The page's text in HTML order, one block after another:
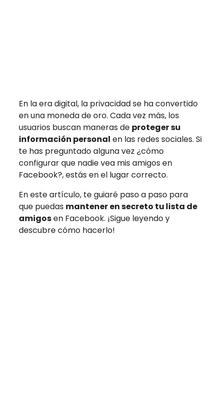
En la era digital, la privacidad se ha convertido
en una moneda de oro. Cada vez más, los
usuarios buscan maneras de proteger su
información personal en las redes sociales. Si
te has preguntado alguna vez ¿cómo
configurar que nadie vea mis amigos en
Facebook?, estás en el lugar correcto.
En este artículo, te guiaré paso a paso para
que puedas mantener en secreto tu lista de
amigosen Facebook. ¡Sigue leyendo y
descubre cómo hacerlo!